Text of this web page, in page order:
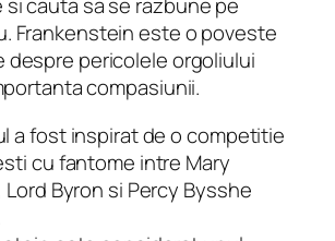
cauta sa se razbune pe
Frankenstein este o poveste
despre pericolele orgoliului
compasiunii.
a fost inspirat de o competitie
cu fantome intre Mary
Lord Byron si Percy Bysshe